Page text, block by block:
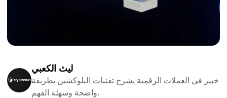
ليث الكعبي
خبير في العملات الرقمية يشرح تقنيات البلوكشين بطريقة
واضحة وسهلة الفهم.